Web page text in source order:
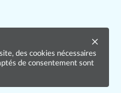
des cookies nécessaires
de consentement sont